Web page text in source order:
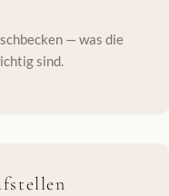
— was die
sind.